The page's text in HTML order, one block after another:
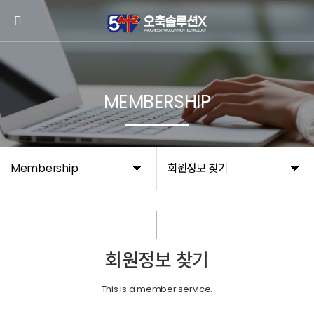
Membership 회원정보 찾기
MEMBERSHIP
회원정보 찾기
This is a member service.